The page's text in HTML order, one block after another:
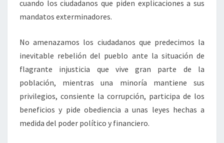
cuando los ciudadanos que piden explicaciones a sus
mandatos exterminadores.
No amenazamos los ciudadanos que predecimos la
inevitable rebelión del pueblo ante la situación de
flagrante injusticia que vive gran parte de la
población, mientras una minoría mantiene sus
privilegios, consiente la corrupción, participa de los
beneficios y pide obediencia a unas leyes hechas a
medida del poder político y financiero.